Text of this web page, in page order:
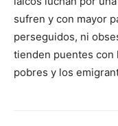
sufren y con mayor
perseguidos, ni
tienden puentes con
pobres y los